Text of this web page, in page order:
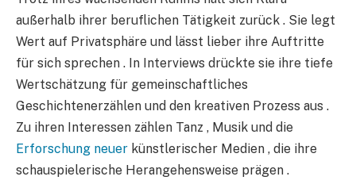
außerhalb ihrer beruflichen Tätigkeit zurück . Sie legt
Wert auf Privatsphäre und lässt lieber ihre Auftritte
für sich sprechen . In Interviews drückte sie ihre tiefe
Wertschätzung für gemeinschaftliches
Geschichtenerzählen und den kreativen Prozess aus .
Zu ihren Interessen zählen Tanz , Musik und die
Erforschung neuer künstlerischer Medien , die ihre
schauspielerische Herangehensweise prägen .